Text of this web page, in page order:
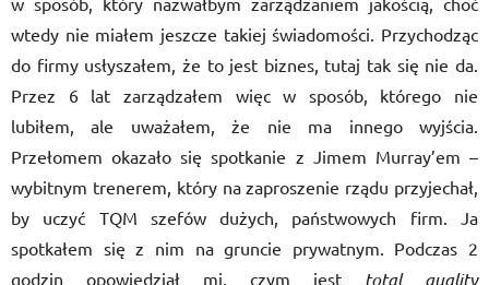
wtedy nie miałem jeszcze takiej świadomości. Przychodząc
do firmy usłyszałem, że to jest biznes, tutaj tak się nie da.
Przez 6 lat zarządzałem więc w sposób, którego nie
lubiłem, ale uważałem, że nie ma innego wyjścia.
Przełomem okazało się spotkanie z Jimem Murray’em –
wybitnym trenerem, który na zaproszenie rządu przyjechał,
by uczyć TQM szefów dużych, państwowych firm. Ja
spotkałem się z nim na gruncie prywatnym. Podczas 2
godzin opowiedział mi, czym jest total quality